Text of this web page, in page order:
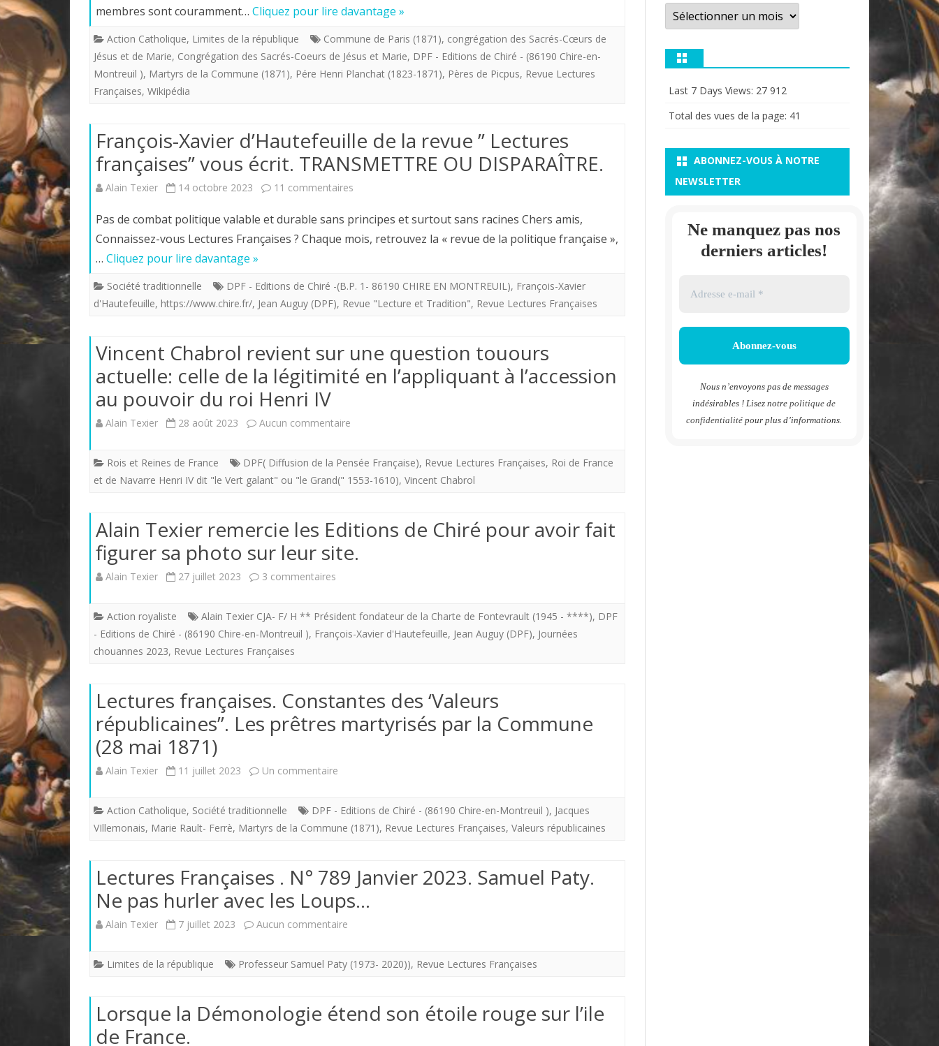
la
Informez
vous
.
qui
vous
https://www.chire.fr.
membres sont couramment… Cliquez pour lire davantage »
Action Catholique, Limites de la république Commune de Paris (1871), congrégation des Sacrés-Cœurs de
Jésus et de Marie, Congrégation des Sacrés-Coeurs de Jésus et Marie, DPF - Editions de Chiré - (86190 Chire-en-
Montreuil ), Martyrs de la Commune (1871), Pére Henri Planchat (1823-1871), Pères de Picpus, Revue Lectures
Françaises, Wikipédia
François-Xavier d’Hautefeuille de la revue ” Lectures
françaises” vous écrit. TRANSMETTRE OU DISPARAÎTRE.
Alain Texier 14 octobre 2023 11 commentaires
Xavier
de
la
”
Lectures
TRANSMETTRE
DISPARAÎTRE.
Pas de combat politique valable et durable sans principes et surtout sans racines Chers amis,
Connaissez-vous Lectures Françaises ? Chaque mois, retrouvez la « revue de la politique française »,
… Cliquez pour lire davantage »
Société traditionnelle DPF - Editions de Chiré -(B.P. 1- 86190 CHIRE EN MONTREUIL), François-Xavier
d'Hautefeuille, https://www.chire.fr/, Jean Auguy (DPF), Revue "Lecture et Tradition", Revue Lectures Françaises
Vincent Chabrol revient sur une question touours
actuelle: celle de la légitimité en l’appliquant à l’accession
au pouvoir du roi Henri IV
Alain Texier 28 août 2023 Aucun commentaire
Chabrol
actuelle:
celle
légitimité
l’accession
au
du
roi
IV
Rois et Reines de France DPF( Diffusion de la Pensée Française), Revue Lectures Françaises, Roi de France
et de Navarre Henri IV dit "le Vert galant" ou "le Grand(" 1553-1610), Vincent Chabrol
Alain Texier remercie les Editions de Chiré pour avoir fait
figurer sa photo sur leur site.
Alain Texier 27 juillet 2023 3 commentaires
Texier
Editions
de
pour
sa
site.
Action royaliste Alain Texier CJA- F/ H ** Président fondateur de la Charte de Fontevrault (1945 - ****), DPF
- Editions de Chiré - (86190 Chire-en-Montreuil ), François-Xavier d'Hautefeuille, Jean Auguy (DPF), Journées
chouannes 2023, Revue Lectures Françaises
Lectures françaises. Constantes des ‘Valeurs
républicaines”. Les prêtres martyrisés par la Commune
(28 mai 1871)
Alain Texier 11 juillet 2023 Un commentaire
françaises.
‘Valeurs
républicaines”.
prêtres
par
Action Catholique, Société traditionnelle DPF - Editions de Chiré - (86190 Chire-en-Montreuil ), Jacques
VIllemonais, Marie Rault- Ferrè, Martyrs de la Commune (1871), Revue Lectures Françaises, Valeurs républicaines
Lectures Françaises . N° 789 Janvier 2023. Samuel Paty.
Ne pas hurler avec les Loups…
Alain Texier 7 juillet 2023 Aucun commentaire
Françaises
N°
Limites de la république Professeur Samuel Paty (1973- 2020)), Revue Lectures Françaises
Lorsque la Démonologie étend son étoile rouge sur l’ile
de France.
Archives
Last 7 Days Views: 27 912
Total des vues de la page: 41
ABONNEZ-VOUS À NOTRE
NEWSLETTER
Ne manquez pas nos
derniers articles!
Nous n’envoyons pas de messages
indésirables ! Lisez notrepolitique de
confidentialité pour plus d’informations.